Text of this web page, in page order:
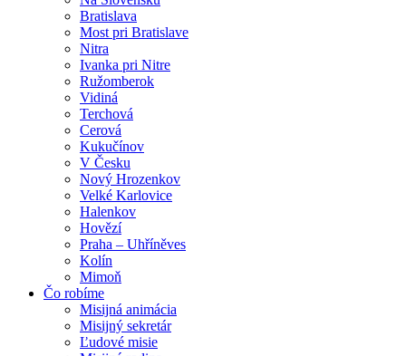
Bratislava
Most pri Bratislave
Nitra
Ivanka pri Nitre
Ružomberok
Vidiná
Terchová
Cerová
Kukučínov
V Česku
Nový Hrozenkov
Velké Karlovice
Halenkov
Hovězí
Praha – Uhříněves
Kolín
Mimoň
Čo robíme
Misijná animácia
Misijný sekretár
Ľudové misie